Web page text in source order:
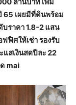
ล้านบาท เพิ่ม
65 เผยมีที่ดินพร้อม
ราคา 1.8-2 แสน
ฟิศให้เช่า รองรับ
แสเงินสดปีละ 22
mai